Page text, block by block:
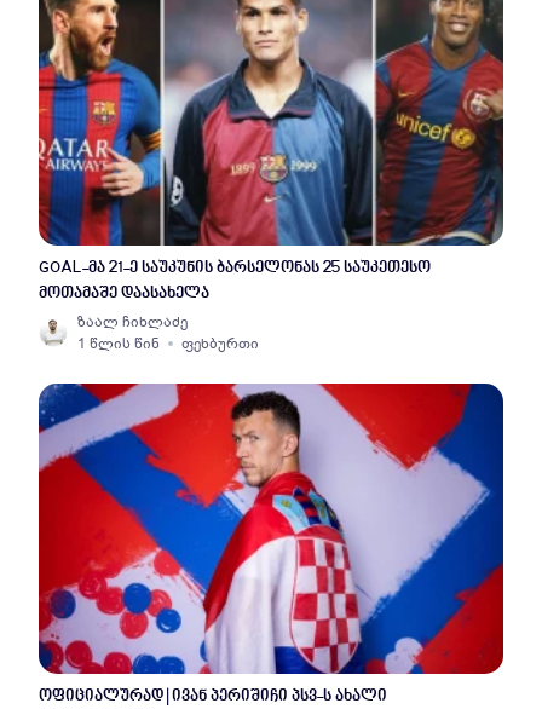
GOAL-მა 21-ე საუკუნის ბარსელონას 25 საუკეთესო
მოთამაშე დაასახელა
ზაალ ჩიხლაძე
1 წლის წინ
ფეხბურთი
ოფიციალურად | ივან პერიშიჩი პსვ-ს ახალი